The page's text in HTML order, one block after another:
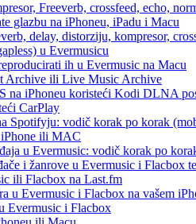
Freeverb, crossfeed, echo,
glazbu na iPhoneu, iPadu i Macu
delay, distorziju, kompresor,
u Evermusicu
ih u Evermusic na Macu
Archive ili Live Music Archive
na iPhoneu koristeći Kodi DLNA
CarPlay
Spotifyju: vodič korak po korak
iPhone ili MAC
u Evermusic: vodič korak po
i žanrove u Evermusic i Flacbox
ili Flacbox na Last.fm
u Evermusic i Flacbox na vašem
Evermusic i Flacbox